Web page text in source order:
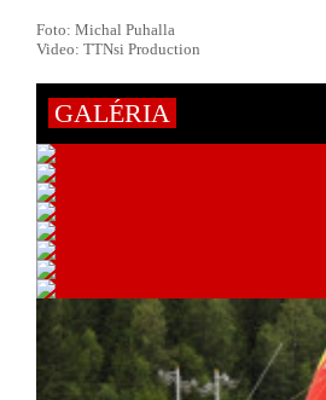
Foto: Michal Puhalla
Video: TTNsi Production
GALÉRIA